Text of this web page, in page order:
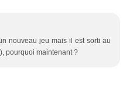
nouveau jeu mais il est sorti au
pourquoi maintenant ?